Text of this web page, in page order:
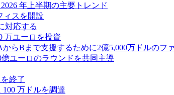
年上半期の主要トレンド
ィスを開設
対応する
万ユーロを投資
らBまで支援するために2億5,000万ドルのフ
ユーロのラウンドを共同主導
終了
万ドルを調達